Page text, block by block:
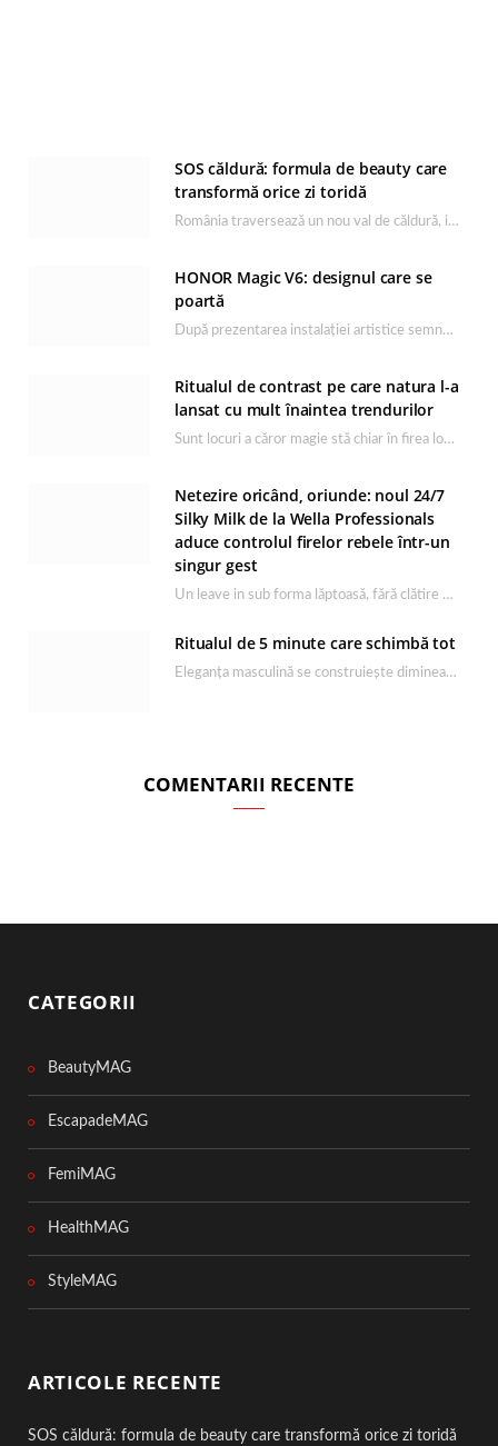
SOS căldură: formula de beauty care
transformă orice zi toridă
România traversează un nou val de căldură, iar rutina de îngrijire capătă un rol esențial…
HONOR Magic V6: designul care se
poartă
După prezentarea instalației artistice semnată de Catrinel Săbăciag în cadrul evenimentului de lansare HONOR Magic…
Ritualul de contrast pe care natura l-a
lansat cu mult înaintea trendurilor
Sunt locuri a căror magie stă chiar în firea lor naturală, iar Lacul Ursu din…
Netezire oricând, oriunde: noul 24/7
Silky Milk de la Wella Professionals
aduce controlul firelor rebele într-un
singur gest
Un leave in sub forma lăptoasă, fără clătire care completează rutina Ultimate Smooth și transformă…
Ritualul de 5 minute care schimbă tot
Eleganța masculină se construiește dimineața, în câteva minute și cu produsele potrivite. O rutină de…
COMENTARII RECENTE
CATEGORII
BeautyMAG
EscapadeMAG
FemiMAG
HealthMAG
StyleMAG
ARTICOLE RECENTE
SOS căldură: formula de beauty care transformă orice zi toridă